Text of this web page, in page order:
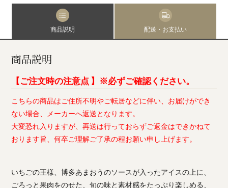
商品説明 配送・お支払い
商品説明
【ご注文時の注意点 】※必ずご確認ください。
こちらの商品はご住所不明やご転居などに伴い、お届けができ
ない場合、メーカーへ返送となります。
大変恐れ入りますが、再送は行っておらずご返金はできかねて
おります旨、何卒ご理解ご了承の程お願い申し上げます。
いちごの王様、博多あまおうのソースが入ったアイスの上に、
ごろっと果肉をのせた、旬の味と素材感をたっぷり楽しめる、